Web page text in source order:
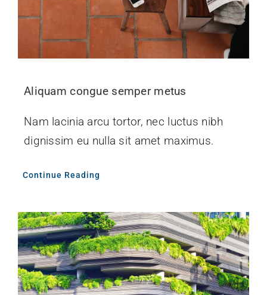
Aliquam congue semper metus
Nam lacinia arcu tortor, nec luctus nibh
dignissim eu nulla sit amet maximus.
Continue Reading